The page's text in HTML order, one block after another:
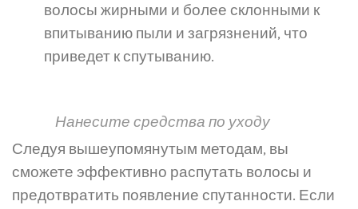
волосы жирными и более склонными к
впитыванию пыли и загрязнений, что
приведет к спутыванию.
Нанесите средства по уходу
Следуя вышеупомянутым методам, вы
сможете эффективно распутать волосы и
предотвратить появление спутанности. Если